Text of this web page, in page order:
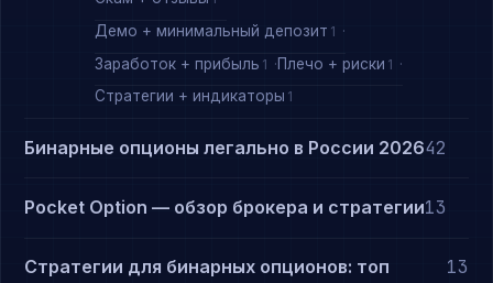
Демо + минимальный депозит 1
Заработок + прибыль 1 Плечо + риски 1
Стратегии + индикаторы 1
Бинарные опционы легально в России 202642
Pocket Option — обзор брокера и стратегии13
Стратегии для бинарных опционов: топ
13